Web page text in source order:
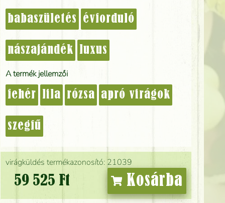
virágküldés termékazonosító: 21039
59 525 Ft Kosárba
babaszületés évforduló
nászajándék luxus
A termék jellemzői
fehér lila rózsa apró virágok
szegfű